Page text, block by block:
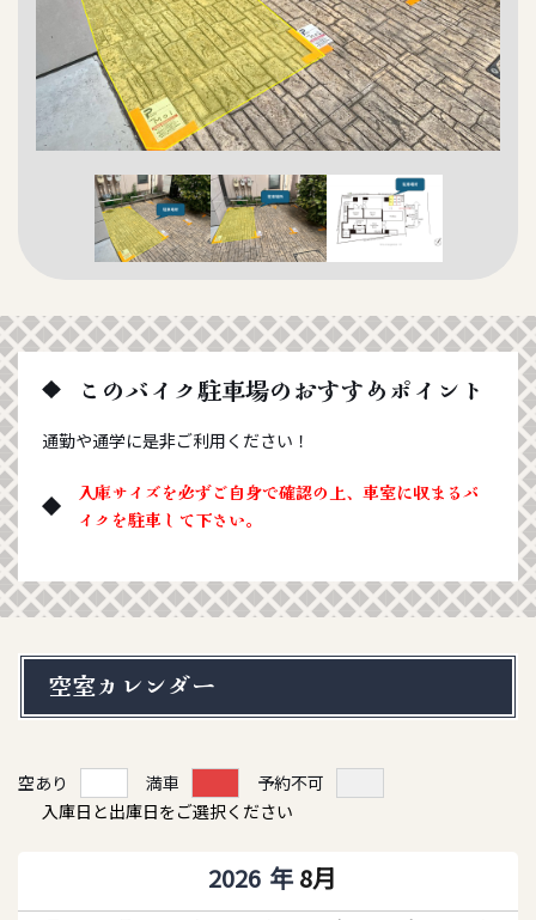
このバイク駐車場のおすすめポイント
通勤や通学に是非ご利用ください！
入庫サイズを必ずご自身で確認の上、車室に収まるバ
イクを駐車して下さい。
空室カレンダー
空あり 満車
予約不可
入庫日と出庫日をご選択ください
8月